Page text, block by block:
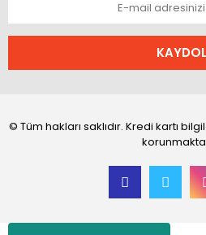
KAYDOL
© Tüm hakları saklıdır. Kredi kartı